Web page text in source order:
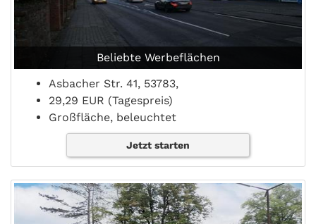
Beliebte Werbeflächen
Asbacher Str. 41, 53783,
29,29 EUR (Tagespreis)
Großfläche, beleuchtet
Jetzt starten